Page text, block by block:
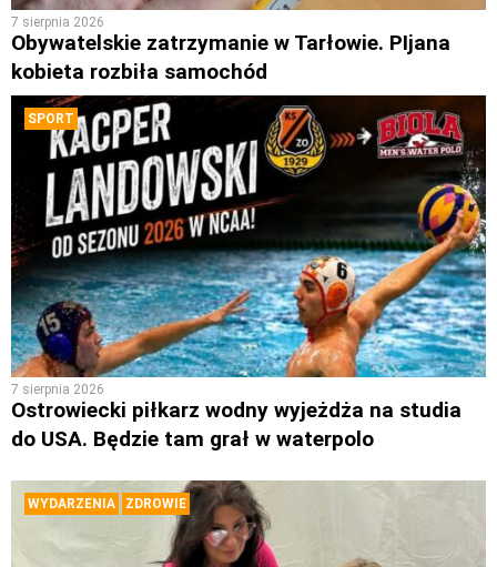
7 sierpnia 2026
Obywatelskie zatrzymanie w Tarłowie. PIjana
kobieta rozbiła samochód
SPORT
7 sierpnia 2026
Ostrowiecki piłkarz wodny wyjeżdża na studia
do USA. Będzie tam grał w waterpolo
WYDARZENIA ZDROWIE